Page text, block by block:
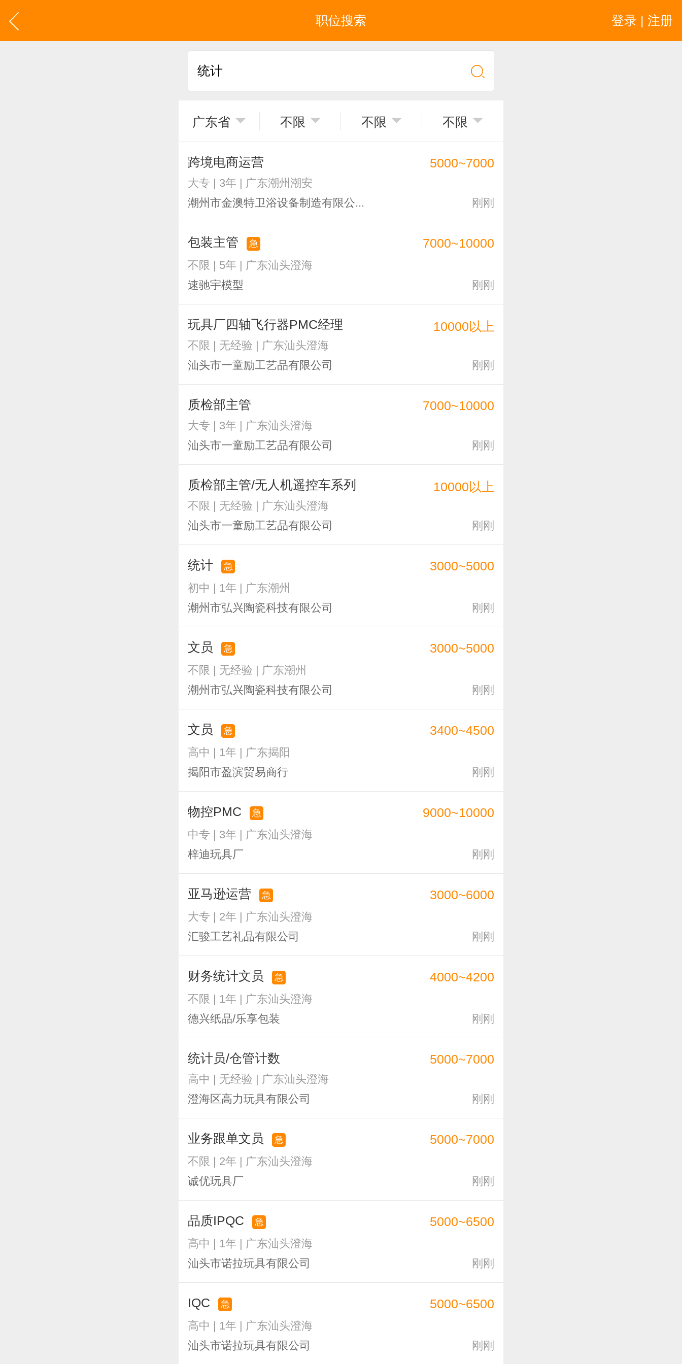
登录 | 注册
职位搜索
广东省 不限 不限 不限
跨境电商运营
大专 | 3年 | 广东潮州潮安
潮州市金澳特卫浴设备制造有限公...
5000~7000
刚刚
包装主管 急
不限 | 5年 | 广东汕头澄海
速驰宇模型
7000~10000
刚刚
玩具厂四轴飞行器PMC经理
不限 | 无经验 | 广东汕头澄海
汕头市一童励工艺品有限公司
10000以上
刚刚
质检部主管
大专 | 3年 | 广东汕头澄海
汕头市一童励工艺品有限公司
7000~10000
刚刚
质检部主管/无人机遥控车系列
不限 | 无经验 | 广东汕头澄海
汕头市一童励工艺品有限公司
10000以上
刚刚
统计 急
初中 | 1年 | 广东潮州
潮州市弘兴陶瓷科技有限公司
3000~5000
刚刚
文员 急
不限 | 无经验 | 广东潮州
潮州市弘兴陶瓷科技有限公司
3000~5000
刚刚
文员 急
高中 | 1年 | 广东揭阳
揭阳市盈滨贸易商行
3400~4500
刚刚
物控PMC 急
中专 | 3年 | 广东汕头澄海
梓迪玩具厂
9000~10000
刚刚
亚马逊运营 急
大专 | 2年 | 广东汕头澄海
汇骏工艺礼品有限公司
3000~6000
刚刚
财务统计文员 急
不限 | 1年 | 广东汕头澄海
德兴纸品/乐享包装
4000~4200
刚刚
统计员/仓管计数
高中 | 无经验 | 广东汕头澄海
澄海区高力玩具有限公司
5000~7000
刚刚
业务跟单文员 急
不限 | 2年 | 广东汕头澄海
诚优玩具厂
5000~7000
刚刚
品质IPQC 急
高中 | 1年 | 广东汕头澄海
汕头市诺拉玩具有限公司
5000~6500
刚刚
IQC 急
高中 | 1年 | 广东汕头澄海
汕头市诺拉玩具有限公司
5000~6500
刚刚